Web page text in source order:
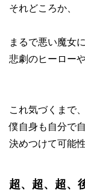
それどころか、
まるで悪い魔女
悲劇のヒーロー
これ気づくまで、
僕自身も自分で
決めつけて可能
超、超、超、